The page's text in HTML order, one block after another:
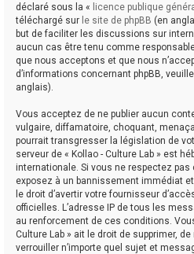
déclaré sous la « licence publique
téléchargé sur le site de phpBB (en
but de faciliter les discussions sur
aucun cas être tenu comme
que nous acceptons et que nous
d’informations concernant phpBB,
anglais).
Vous acceptez de ne publier aucun
vulgaire, diffamatoire, choquant,
pourrait transgresser la législation de
serveur de « Kollao - Culture Lab » est
internationale. Si vous ne respectez
exposez à un bannissement immédiat
le droit d’avertir votre fournisseur
officielles. L’adresse IP de tous les
au renforcement de ces conditions.
Culture Lab » ait le droit de supprimer,
verrouiller n’importe quel sujet et